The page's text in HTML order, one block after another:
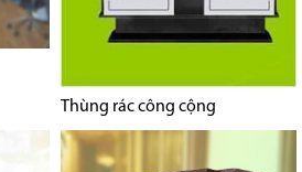
Thùng rác công cộng